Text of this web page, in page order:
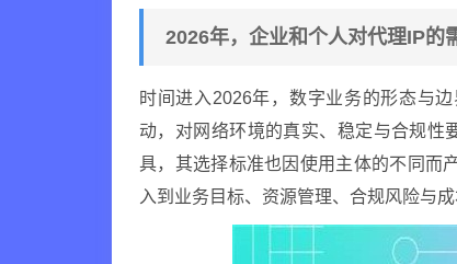
2026年，企业和个人对代理IP的
时间进入2026年，数字业务的形态与
动，对网络环境的真实、稳定与合规性
具，其选择标准也因使用主体的不同而
入到业务目标、资源管理、合规风险与成